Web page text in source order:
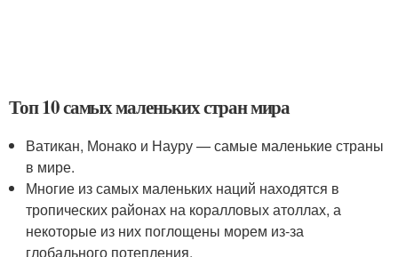
Топ 10 самых маленьких стран мира
Ватикан, Монако и Науру — самые маленькие страны
в мире.
Многие из самых маленьких наций находятся в
тропических районах на коралловых атоллах, а
некоторые из них поглощены морем из-за
глобального потепления.